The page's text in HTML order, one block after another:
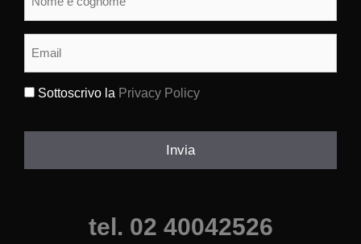
Sottoscrivo la Privacy Policy
Invia
tel. 02 40042526